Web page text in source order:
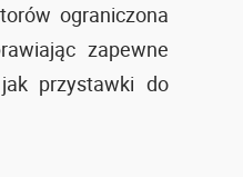
ograniczona
zapewne
przystawki do